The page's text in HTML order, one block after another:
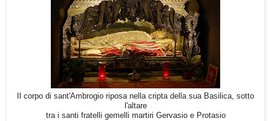
Il corpo di sant'Ambrogio riposa nella cripta della sua Basilica, sotto
l'altare
tra i santi fratelli gemelli martiri Gervasio e Protasio